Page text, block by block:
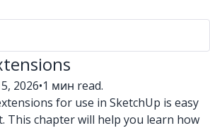
2026•1 мин read.
for use in SketchUp is easy
This chapter will help you learn how